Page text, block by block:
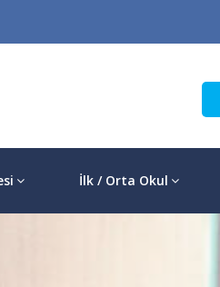
İlk / Orta Okul